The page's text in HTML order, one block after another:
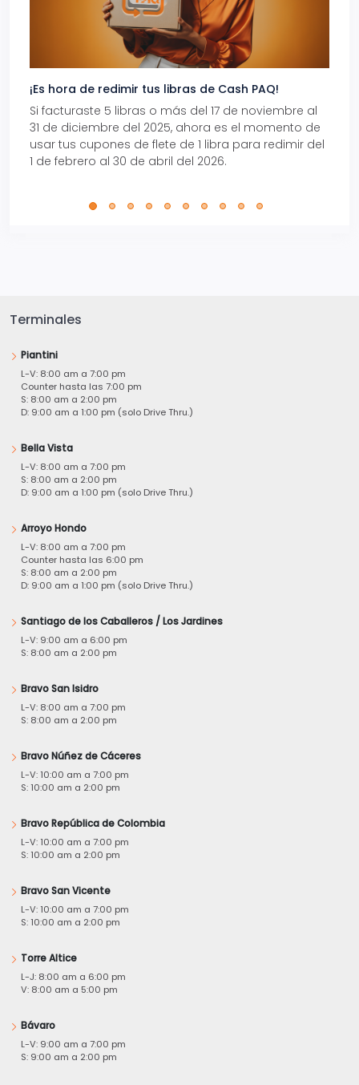
¡Es hora de redimir tus libras de Cash PAQ!
Si facturaste 5 libras o más del 17 de noviembre al
31 de diciembre del 2025, ahora es el momento de
usar tus cupones de flete de 1 libra para redimir del
1 de febrero al 30 de abril del 2026.
Terminales
Piantini
L-V: 8:00 am a 7:00 pm
Counter hasta las 7:00 pm
S: 8:00 am a 2:00 pm
D: 9:00 am a 1:00 pm (solo Drive Thru.)
Bella Vista
L-V: 8:00 am a 7:00 pm
S: 8:00 am a 2:00 pm
D: 9:00 am a 1:00 pm (solo Drive Thru.)
Arroyo Hondo
L-V: 8:00 am a 7:00 pm
Counter hasta las 6:00 pm
S: 8:00 am a 2:00 pm
D: 9:00 am a 1:00 pm (solo Drive Thru.)
Santiago de los Caballeros / Los Jardines
L-V: 9:00 am a 6:00 pm
S: 8:00 am a 2:00 pm
Bravo San Isidro
L-V: 8:00 am a 7:00 pm
S: 8:00 am a 2:00 pm
Bravo Núñez de Cáceres
L-V: 10:00 am a 7:00 pm
S: 10:00 am a 2:00 pm
Bravo República de Colombia
L-V: 10:00 am a 7:00 pm
S: 10:00 am a 2:00 pm
Bravo San Vicente
L-V: 10:00 am a 7:00 pm
S: 10:00 am a 2:00 pm
Torre Altice
L-J: 8:00 am a 6:00 pm
V: 8:00 am a 5:00 pm
Bávaro
L-V: 9:00 am a 7:00 pm
S: 9:00 am a 2:00 pm